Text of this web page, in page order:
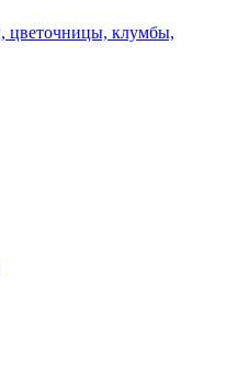
цветочницы, клумбы,